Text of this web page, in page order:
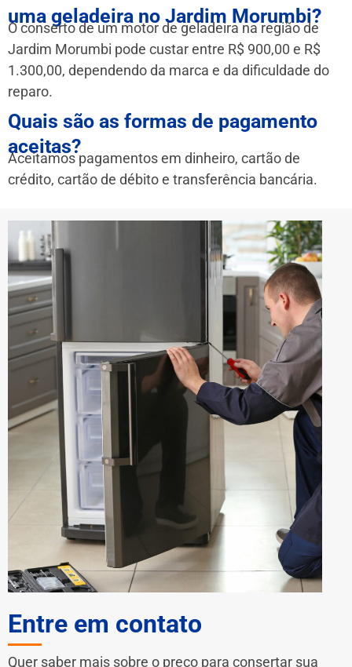
uma geladeira no Jardim Morumbi?
O conserto de um motor de geladeira na região de
Jardim Morumbi pode custar entre R$ 900,00 e R$
1.300,00, dependendo da marca e da dificuldade do
reparo.
Quais são as formas de pagamento
aceitas?
Aceitamos pagamentos em dinheiro, cartão de
crédito, cartão de débito e transferência bancária.
Entre em contato
Quer saber mais sobre o preço para consertar sua